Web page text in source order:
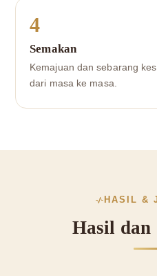
4
Semakan
Kemajuan dan sebarang
dari masa ke masa.
HASIL &
Hasil dan